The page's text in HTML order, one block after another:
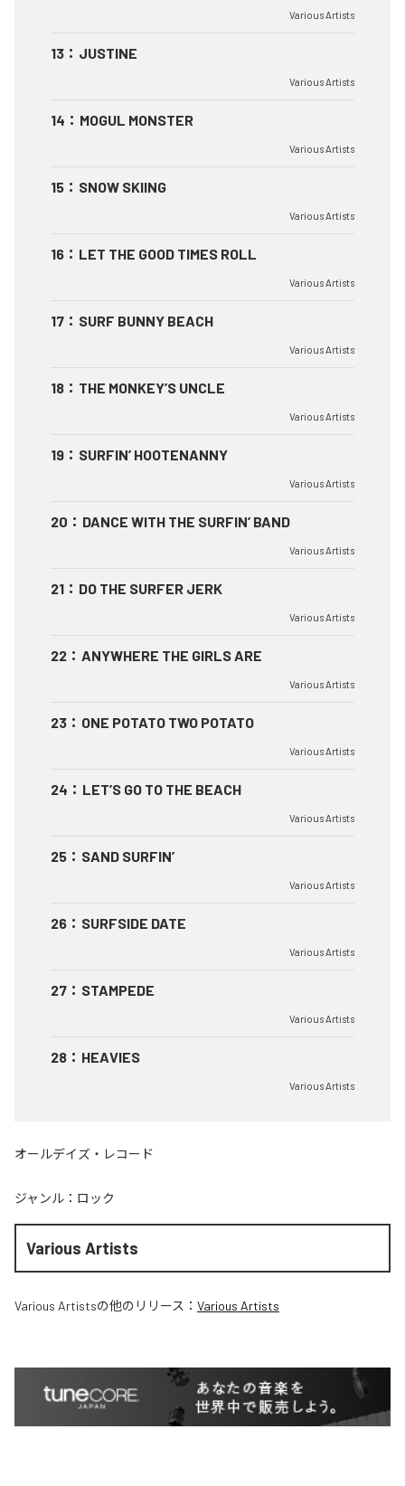
Various Artists
13 ： JUSTINE
Various Artists
14 ： MOGUL MONSTER
Various Artists
15 ： SNOW SKIING
Various Artists
16 ： LET THE GOOD TIMES ROLL
Various Artists
17 ： SURF BUNNY BEACH
Various Artists
18 ： THE MONKEY’S UNCLE
Various Artists
19 ： SURFIN’ HOOTENANNY
Various Artists
20 ： DANCE WITH THE SURFIN’ BAND
Various Artists
21 ： DO THE SURFER JERK
Various Artists
22 ： ANYWHERE THE GIRLS ARE
Various Artists
23 ： ONE POTATO TWO POTATO
Various Artists
24 ： LET’S GO TO THE BEACH
Various Artists
25 ： SAND SURFIN’
Various Artists
26 ： SURFSIDE DATE
Various Artists
27 ： STAMPEDE
Various Artists
28 ： HEAVIES
Various Artists
オールデイズ・レコード
ジャンル： ロック
Various Artists
Various Artistsの他のリリース： Various Artists